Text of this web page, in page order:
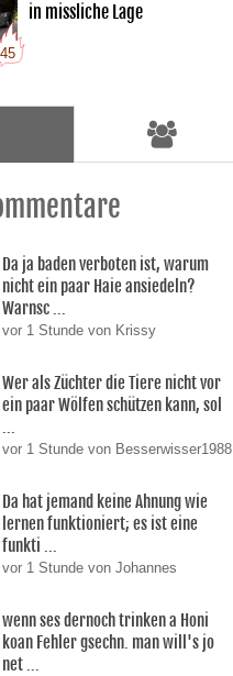
45
in missliche Lage
Da ja baden verboten ist, warum
nicht ein paar Haie ansiedeln?
Warnsc ...
vor 1 Stunde von Krissy
Wer als Züchter die Tiere nicht vor
ein paar Wölfen schützen kann, sol
...
vor 1 Stunde von Besserwisser1988
Da hat jemand keine Ahnung wie
lernen funktioniert; es ist eine
funkti ...
vor 1 Stunde von Johannes
wenn ses dernoch trinken a Honi
koan Fehler gsechn. man will's jo
net ...